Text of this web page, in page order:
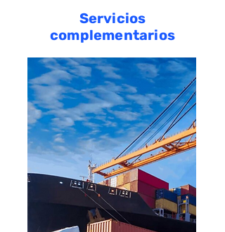
Servicios
complementarios